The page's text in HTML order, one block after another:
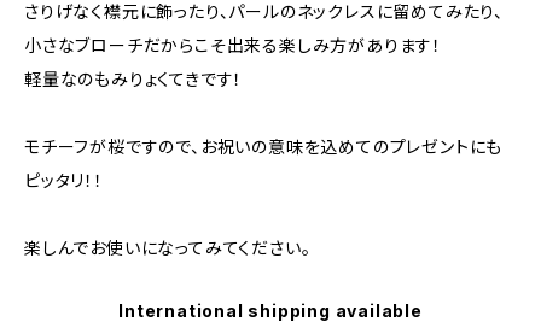
さりげなく襟元に飾ったり、パールのネックレスに留めてみたり、
小さなブローチだからこそ出来る楽しみ方があります！
軽量なのもみりょくてきです！
モチーフが桜ですので、お祝いの意味を込めてのプレゼントにも
ピッタリ！！
楽しんでお使いになってみてください。
International shipping available